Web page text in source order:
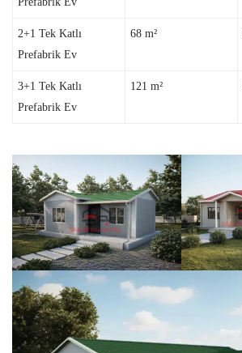
2+1 Tek Katlı
Prefabrik Ev
68 m²
3+1 Tek Katlı
Prefabrik Ev
121 m²